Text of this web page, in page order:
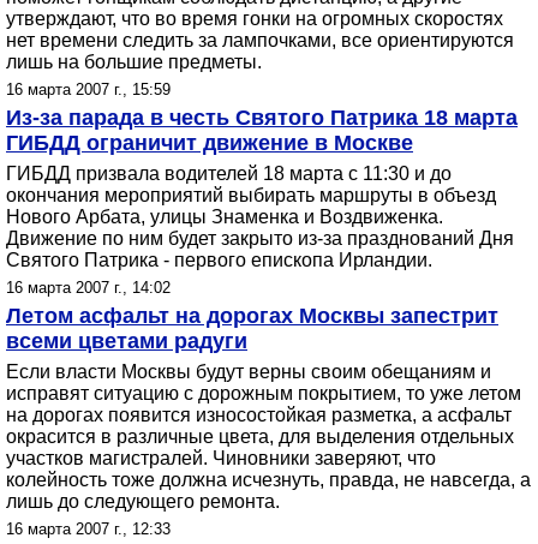
утверждают, что во время гонки на огромных скоростях
нет времени следить за лампочками, все ориентируются
лишь на большие предметы.
16 марта 2007 г., 15:59
Из-за парада в честь Святого Патрика 18 марта
ГИБДД ограничит движение в Москве
ГИБДД призвала водителей 18 марта с 11:30 и до
окончания мероприятий выбирать маршруты в объезд
Нового Арбата, улицы Знаменка и Воздвиженка.
Движение по ним будет закрыто из-за празднований Дня
Святого Патрика - первого епископа Ирландии.
16 марта 2007 г., 14:02
Летом асфальт на дорогах Москвы запестрит
всеми цветами радуги
Если власти Москвы будут верны своим обещаниям и
исправят ситуацию с дорожным покрытием, то уже летом
на дорогах появится износостойкая разметка, а асфальт
окрасится в различные цвета, для выделения отдельных
участков магистралей. Чиновники заверяют, что
колейность тоже должна исчезнуть, правда, не навсегда, а
лишь до следующего ремонта.
16 марта 2007 г., 12:33